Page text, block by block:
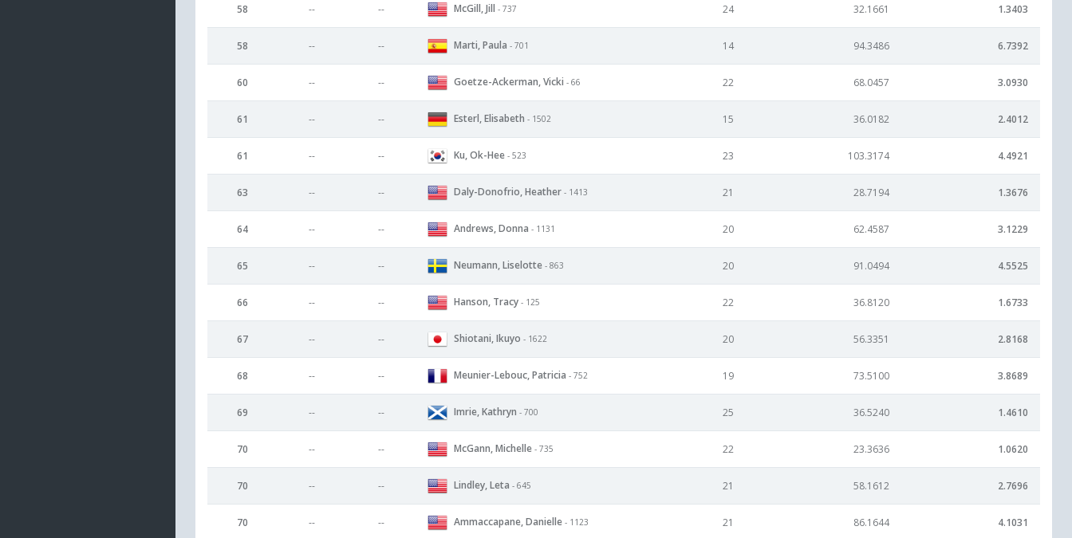
58 -- -- McGill, Jill - 737 24 32.1661 1.3403
58 -- -- Marti, Paula - 701 14 94.3486 6.7392
60 -- -- Goetze-Ackerman, Vicki - 66 22 68.0457 3.0930
61 -- -- Esterl, Elisabeth - 1502 15 36.0182 2.4012
61 -- -- Ku, Ok-Hee - 523 23 103.3174 4.4921
63 -- -- Daly-Donofrio, Heather - 1413 21 28.7194 1.3676
64 -- -- Andrews, Donna - 1131 20 62.4587 3.1229
65 -- -- Neumann, Liselotte - 863 20 91.0494 4.5525
66 -- -- Hanson, Tracy - 125 22 36.8120 1.6733
67 -- -- Shiotani, Ikuyo - 1622 20 56.3351 2.8168
68 -- -- Meunier-Lebouc, Patricia - 752 19 73.5100 3.8689
69 -- -- Imrie, Kathryn - 700 25 36.5240 1.4610
70 -- -- McGann, Michelle - 735 22 23.3636 1.0620
70 -- -- Lindley, Leta - 645 21 58.1612 2.7696
70 -- -- Ammaccapane, Danielle - 1123 21 86.1644 4.1031